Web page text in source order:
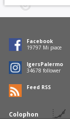
Colophon
Facebook
19797 Mi piace
IgersPalermo
34678 follower
Feed RSS